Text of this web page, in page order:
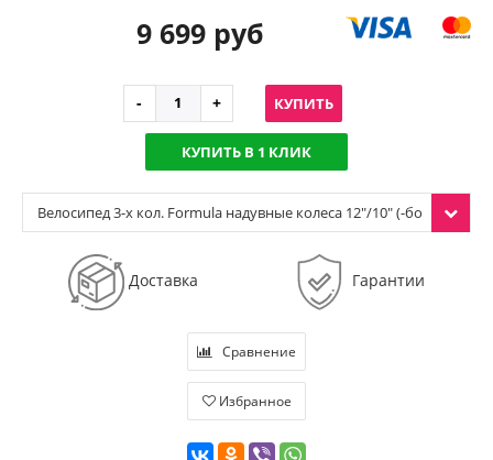
9 699 руб
КУПИТЬ
КУПИТЬ В 1 КЛИК
Велосипед 3-х кол. Formula надувные колеса 12"/10" (-бо
рдовый)
Доставка Гарантии
Сравнение
Избранное